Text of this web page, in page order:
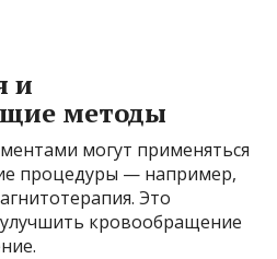
и
методы
могут применяться
процедуры — например,
Это
кровообращение